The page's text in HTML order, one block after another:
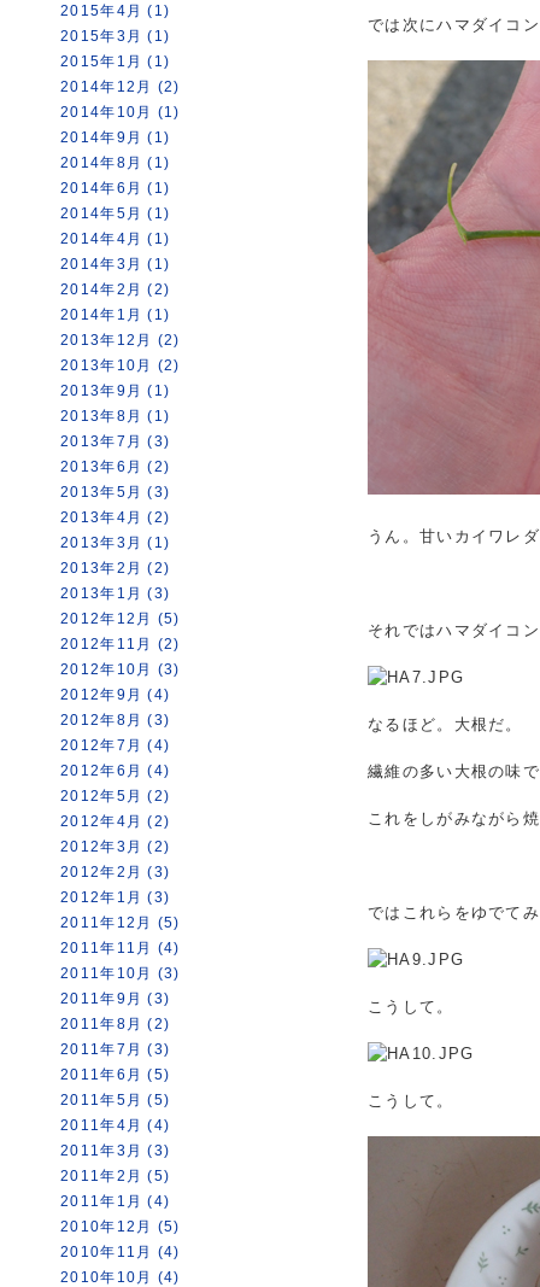
2015年4月 (1)
2015年3月 (1)
2015年1月 (1)
2014年12月 (2)
2014年10月 (1)
2014年9月 (1)
2014年8月 (1)
2014年6月 (1)
2014年5月 (1)
2014年4月 (1)
2014年3月 (1)
2014年2月 (2)
2014年1月 (1)
2013年12月 (2)
2013年10月 (2)
2013年9月 (1)
2013年8月 (1)
2013年7月 (3)
2013年6月 (2)
2013年5月 (3)
2013年4月 (2)
2013年3月 (1)
2013年2月 (2)
2013年1月 (3)
2012年12月 (5)
2012年11月 (2)
2012年10月 (3)
2012年9月 (4)
2012年8月 (3)
2012年7月 (4)
2012年6月 (4)
2012年5月 (2)
2012年4月 (2)
2012年3月 (2)
2012年2月 (3)
2012年1月 (3)
2011年12月 (5)
2011年11月 (4)
2011年10月 (3)
2011年9月 (3)
2011年8月 (2)
2011年7月 (3)
2011年6月 (5)
2011年5月 (5)
2011年4月 (4)
2011年3月 (3)
2011年2月 (5)
2011年1月 (4)
2010年12月 (5)
2010年11月 (4)
2010年10月 (4)
では次にハマダイコ
うん。甘いカイワレ
それではハマダイコ
なるほど。大根だ。
繊維の多い大根の味
これをしがみながら
ではこれらをゆでて
こうして。
こうして。